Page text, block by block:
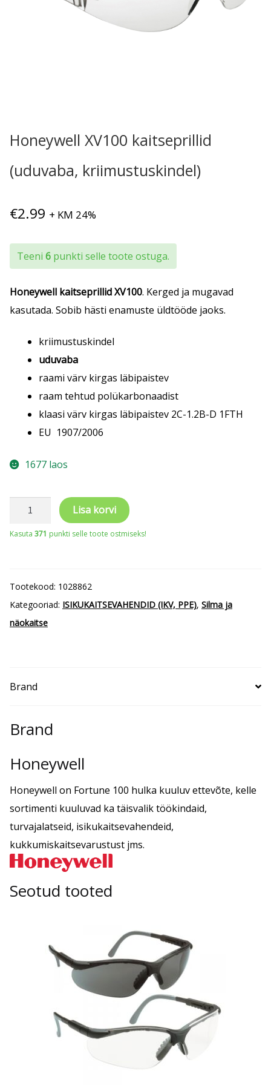
Honeywell XV100 kaitseprillid
(uduvaba, kriimustuskindel)
€2.99 + KM 24%
Teeni 6 punkti selle toote ostuga.
Honeywell kaitseprillid XV100. Kerged ja mugavad
kasutada. Sobib hästi enamuste üldtööde jaoks.
kriimustuskindel
uduvaba
raami värv kirgas läbipaistev
raam tehtud polükarbonaadist
klaasi värv kirgas läbipaistev 2C-1.2B-D 1FTH
EU 1907/2006
1677 laos
Honeywell
kaitseprillid
Lisa korvi
Kasuta 371 punkti selle toote ostmiseks!
Tootekood: 1028862
Kategooriad: ISIKUKAITSEVAHENDID (IKV, PPE), Silma ja
näokaitse
Brand
Brand
Honeywell
Honeywell on Fortune 100 hulka kuuluv ettevõte, kelle
sortimenti kuuluvad ka täisvalik töökindaid,
turvajalatseid, isikukaitsevahendeid,
kukkumiskaitsevarustust jms.
Seotud tooted